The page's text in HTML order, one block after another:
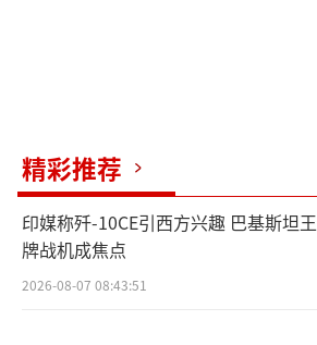
精彩推荐
印媒称歼-10CE引西方兴趣 巴基斯坦王
牌战机成焦点
2026-08-07 08:43:51